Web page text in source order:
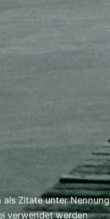
als Zitate unter Nennung
verwendet werden